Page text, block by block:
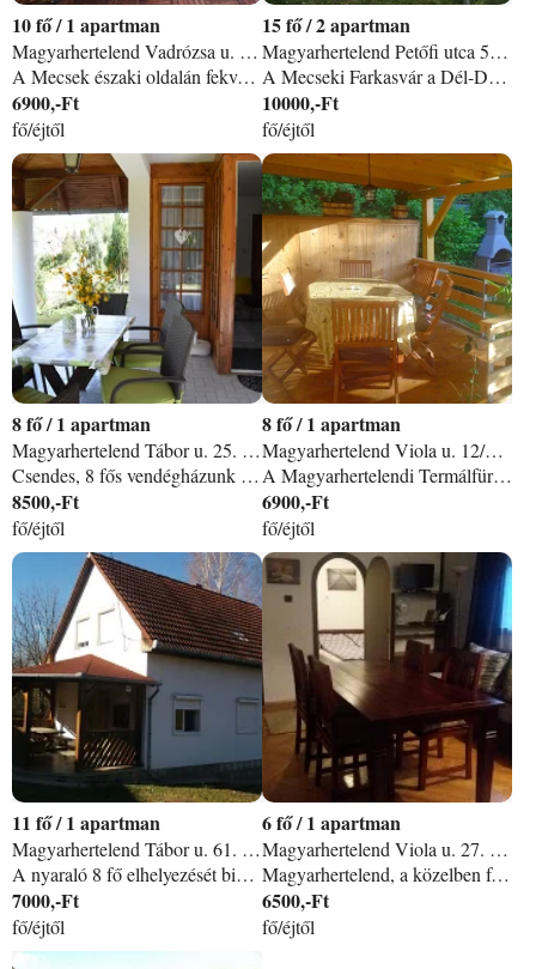
10 /1 apartman
Magyarhertelend Vadrózsa u. 8. apartman
A Mecsek északi oldalán fekvő Magyarhertelend a folyamatos fejlesztéseknek köszönhetően gyorsan fejlődik, és rendezkedik be az ide érkező vendégek színvonalas kiszolgálására. A környéken számos túraútvonal, a közeli Orfű, Abaliget és Pécs számos látványosságot kínál az ide látogatók számára. A Magyarhertelendi Termálfürdő közelében található vendégházunk. A nyaralóban a felső szinten két franciaágyas hálószoba és egy tágas félköríves nappali található egy konyhával és egy fürdőszobával. A nappaliból nyíló teraszon kültéri étkező áll a vendégek rendelkezésére. A külön bejáratú alsó szinten egy háló található külön fürdőszobával és konyhával, továbbá egy kis közösségi tér csocsó asztallal. A vendégház konyhája kiválóan felszerelt (kávéfőző, mikró, kenyérpirító, hűtő, sütő, stb. megtalálhatóak a konyhában). A kertben hintaágy, grillezési és bográcsozási lehetőség biztosított. A nyaraló 6 fő befogadására alkalmas, azonban igény szerint plusz 4 fő elhelyezésére van lehetőség a felső szinten lévő nappaliban és az alsó szinten lévő szobában (kinyitható kanapé). Több fő elhelyezése is megoldható a vendégházhoz közeli másik nyaralónk igénybevételével. Szép kártyát elfogadunk.
6900,-Ft
fő/éjtől
15 /2 apartman
Magyarhertelend Petőfi utca 5. apartman
A Mecseki Farkasvár a Dél-Dunántúli régióban, a Pécs-Villányi kiemelt turisztikai térségének egyik gyöngyszemében, a Mecsek lejtői közt megbújó varázslatos Magyarhertelend központjában található, pár percre az ország egyik legjobb szaunaparkjával is rendelkező termálfürdőtől, Orfű - Abaliget - Pécs szomszédságában.
10000,-Ft
fő/éjtől
8 /1 apartman
Magyarhertelend Tábor u. 25. apartman
Csendes, 8 fős vendégházunk közvetlenül az erdő mellett, a Magyarhertelendi Thermálfürdőtől 200 méterre kínál nyugodt pihenést vendégeink számára. A vendégház 3 háló, nappali, 2 kis konyha, 2 zuhanyzó, 2 teraszból áll. A felszerelt konyhában hűtő, Szarvasi kávéfőző, vizforraló, mikró kenyérpírító áll a vendégek renelkezésére. Udvaron, pinpong asztal, hintaágy, ak, nyugágyak, bográcsoló, grillsűtő, homokozó van. Továbbá 2 db. Kerékpár, lengő teke. Foglalás csak 5 naptól, minimum 4 fővel. BARÁTI TÁRSASÁGOK, TÖBBGENERÁCIÓS CSALÁDOK IDEÁLIS NYARALÓHELYE - - - - 8 FŐS HÁZ - - - - BABABARÁT SZÁLLÁS Az erdő lábánál elterülő, téliesített, jól felszerelt, két (akár) különálló szintből ÉS apartmanból álló 8 fős vendégház a Magyarhertelendi Thermálfürdőhöz közel, az erdő lábánál EGÉSZ ÉVBEN várja a csendre, nyugalomra vágyó vendégeit. A vendégház két szintje külön-külön (4-4 fő) és egyben is (akár 8 fő részére is) bérelhető. Ha nyugtató pihenésre, csendes kikapcsolódásra vágyik, ahol reggelente csak az erdőből kiszűrődő madárdalt hallja, akkor Ön a mi vendégházunkat keresi. ALSÓ SZINT: Nappali-étkező (kihúzható kanapéval) kétágyas hálószoba kényelmes konyha, zuhanyzós fürdőszoba, hatalmas fedett terasz, csodás panorámával. FELSŐ SZINT: 2 különálló hálószoba (egy kétágyas és egy franciaágyas, erkélyes), valamint egy étkező, jól felszerelt teakonyhával, zuhanyzós fürdő, nagy fedett terasz, panoráma az erdőre, valamint a szemközti baranyai dombságra. A szintek külön-külön (kívülről), továbbá a lezárható lépcsőházon keresztül is megközelíthetőek. A vendégház kiválóan felszerelt két konyhával (hűtő, mikró, sütő, kávéfőző, kenyérpirító, vízforraló, teafőző, stb. rendelkezik). Parkolás az udvaron lehetséges 2 gépjármű számára. KERT: Homokozó, pihenőágyak, hintaágy, grill, nyársalóhely, bogrács, lengőteke, valamint 2 db kerékpár szolgálja a vendégek kényelmét. BABABARÁT SZÁLLÁS: Igény esetén kiságy, etetőszék és babakád áll a vendégek rendelkezésére. A kertben lezárható babahomokozó. ELHELYEZKEDÉS: Az erdőben számos túraútvonal található. A hától mintegy 1 km-re található a 2010-ben épült Napszentély kilátó, melyről a Mecsek hegység látható. A gyógyvizéről ismert, 2011-ben teljesen felújított és átalakított, wellness részleggel bővített, fedett, valamint külső medencékkel is rendelkező thermálfürdő bejárata kb. 200 méterre található. A közeli Orfű, Abaliget, Sikondafürdő strandjaival, strand-tóval, lovaglási és horgászási lehetőséggel, valamint a híres cseppkő-barlanggal várja a vendégeket. Pécshez való közelsége miatt (kb. 20 km) városnézéshez is kiváló kiindulópont. Nagyobb boltok (Tesco, Lidl, Penny) 10 km-re találhatóak Komlón, kisbolt a faluban (10 perc séta). DÍJAK: Fizetés: készpénzzel vagy OTP SZÉP kártyával (vendéglátás, illetve szállás zseb) lehetséges. IFA nagykorú vendégeknek (18 év felett) külön fizetendő (300, - Ft/fő/éj). A szállás elfoglalásakor a foglalás 10%-nak megfelelő kaució fizetendő, melyet a szállás elhagyását követő 7 munkanapon belül visszautaljuk. Fűtési időszakban a központi fűtés (óraállás szerinti) gázfogyasztása külön elszámolás tárgyát képezi.
8500,-Ft
fő/éjtől
8 /1 apartman
Magyarhertelend Viola u. 12/A. apartman
A Magyarhertelendi Termálfürdőtől csupán száz méterre található kétszintes vendégházunk. Az alsó szinten található egy amerikai konyha nappalival és a fürdőszoba, a felső szinten pedig a hálószoba egy nyitott galériával várja pihenni vágyó vendégeit. A nyaraló 6 fő elhelyezését biztosítja, azonban igény szerint plusz két fő elhelyezésére van lehetőség. Több fő elhelyezése is megoldható egy a nyaralóhoz közeli másik vendégház igénybevételével. Szép kártyát elfogadunk.
6900,-Ft
fő/éjtől
11 /1 apartman
Magyarhertelend Tábor u. 61. apartman
A nyaraló 8 fő elhelyezését biztosítja, igény szerint azonban +3 fő elhelyezésére van lehetőség (ágyazható kanapé). Az alsó szinten található a nappali, ebédlő, kiváló felszereltséggel rendelkező konyha, a fürdőszoba külön WC-vel és egy franciaágyas szoba, a felső szinten pedig egy kis előtér, 3 szoba (1 szoba franciaággyal, 2 szoba 2-2 külön ággyal) és egy WC. A ház rendelkezik továbbá egy fedett terasszal is. Az árak tájékoztató jellegűek, az árak az eltöltött vendégéjszakák és a vendégek számától függően változhatnak, ezért foglalás előtt kérje egyedi árajánlatunkat.
7000,-Ft
fő/éjtől
6 /1 apartman
Magyarhertelend Viola u. 27. apartman
Magyarhertelend, a közelben fekvő Orfű, Abaliget és Pécs számos látnivalót és programot kínál az ide látogatók számára. A Magyarhertelendi Termálfürdő közelében található vendégházunk. A nyaralóban két franciaágyas hálószoba és egy nappali található egy konyhával és egy fürdőszobával. A vendégház konyhája kiválóan felszerelt (kávéfőző, mikró, kenyérpirító, hűtő, sütő, vízforraló stb. megtalálhatóak a konyhában). A kertben hintaágy, grillezési és bográcsozási lehetőség biztosított. A nyaraló 4 fő befogadására alkalmas, azonban igény szerint plusz 2 fő elhelyezésére van lehetőség a nappaliban (kinyitható kanapé). Több fő elhelyezése is megoldható a vendégházhoz közeli másik nyaralónk igénybevételével. Szép kártyát elfogadunk.
6500,-Ft
fő/éjtől